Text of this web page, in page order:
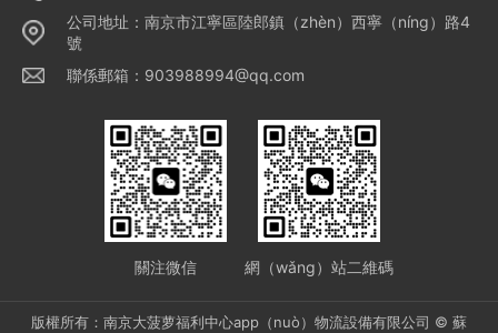
公司地址：南京市江寧區陸郎鎮（zhèn）西寧（níng）路4
號
聯係郵箱：903988994@qq.com
關注微信 網（wǎng）站二維碼
版權所有：南京大菠萝福利中心app（nuò）物流設備有限公司 © 蘇